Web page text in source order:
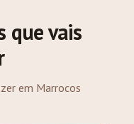
que vais
em Marrocos